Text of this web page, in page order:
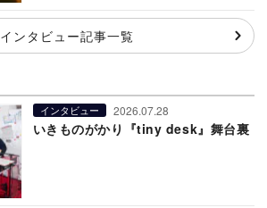
インタビュー記事一覧
インタビュー 2026.07.28
いきものがかり『tiny desk』舞台裏